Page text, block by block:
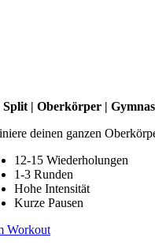
Split | Oberkörper |
deinen ganzen
12-15 Wiederholungen
1-3 Runden
Hohe Intensität
Kurze Pausen
Workout